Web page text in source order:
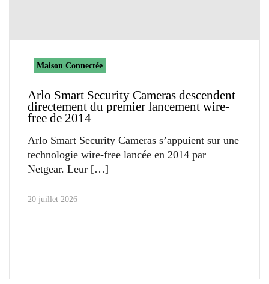
Maison Connectée
Arlo Smart Security Cameras descendent
directement du premier lancement wire-
free de 2014
Arlo Smart Security Cameras s’appuient sur une
technologie wire-free lancée en 2014 par
Netgear. Leur
20 juillet 2026